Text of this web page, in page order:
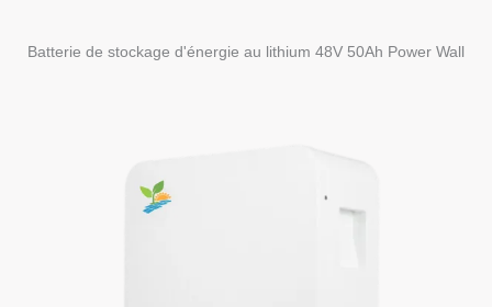
Batterie de stockage d'énergie au lithium 48V 50Ah Power Wall